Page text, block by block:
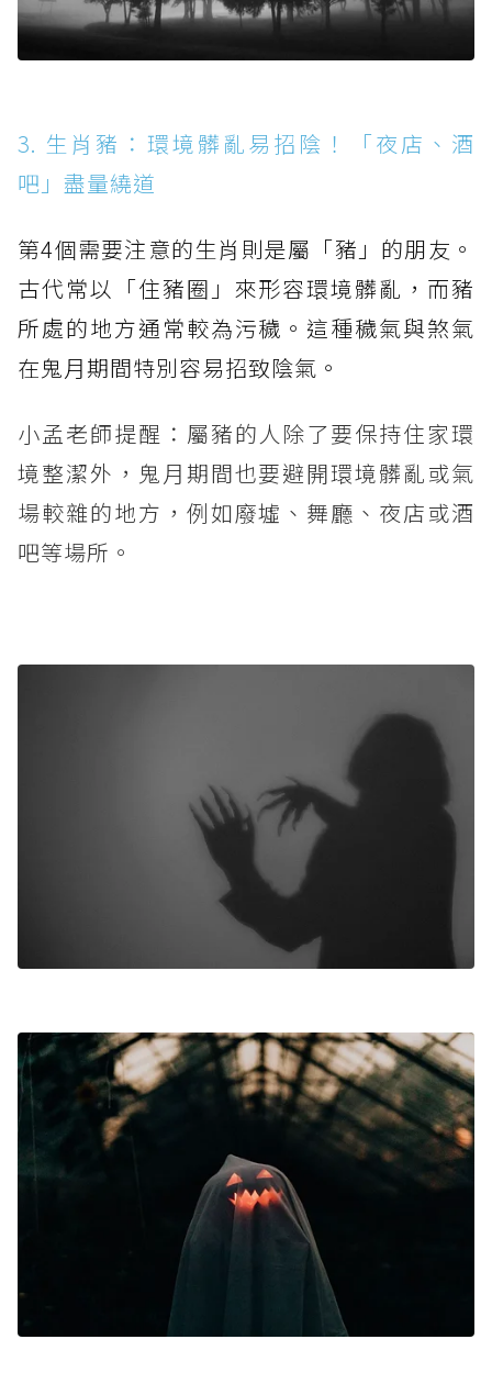
3. 生肖豬：環境髒亂易招陰！「夜店、酒
吧」盡量繞道
第4個需要注意的生肖則是屬「豬」的朋友。
古代常以「住豬圈」來形容環境髒亂，而豬
所處的地方通常較為污穢。這種穢氣與煞氣
在鬼月期間特別容易招致陰氣。
小孟老師提醒：屬豬的人除了要保持住家環
境整潔外，鬼月期間也要避開環境髒亂或氣
場較雜的地方，例如廢墟、舞廳、夜店或酒
吧等場所。